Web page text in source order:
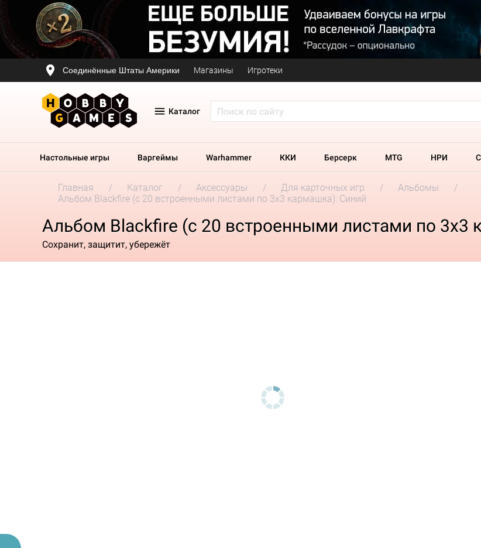
Соединённые Штаты Америки Магазины Игротеки
Каталог
Настольные игры Варгеймы Warhammer ККИ Берсерк MTG НРИ
Главная Каталог Аксессуары Для карточных игр
Альбомы
Альбом Blackfire (c 20 встроенными листами по 3х3 кармашка): Синий
Альбом Blackfire (c 20 встроенными листами по 3х3
Сохранит, защитит, убережёт
Настольная